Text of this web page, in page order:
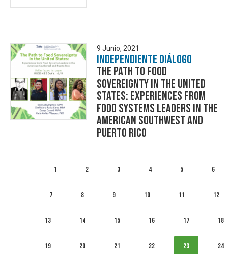
9 Junio, 2021
Independiente Diálogo
The Path to Food
Sovereignty in the United
States: Experiences from
Food Systems Leaders in the
American Southwest and
Puerto Rico
1 2 3 4 5 6
7 8 9 10 11 12
13 14 15 16 17 18
19 20 21 22 23 24